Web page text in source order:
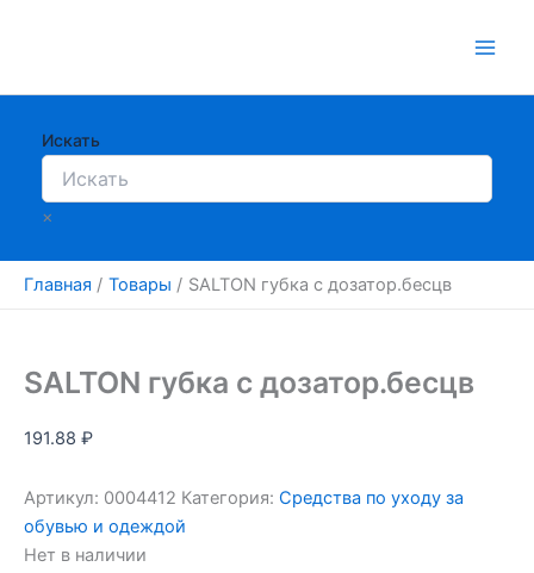
Искать
×
Главная Товары SALTON губка с дозатор.бесцв
SALTON губка с дозатор.бесцв
191.88 ₽
Артикул: 0004412 Категория: Средства по уходу за
обувью и одеждой
Нет в наличии